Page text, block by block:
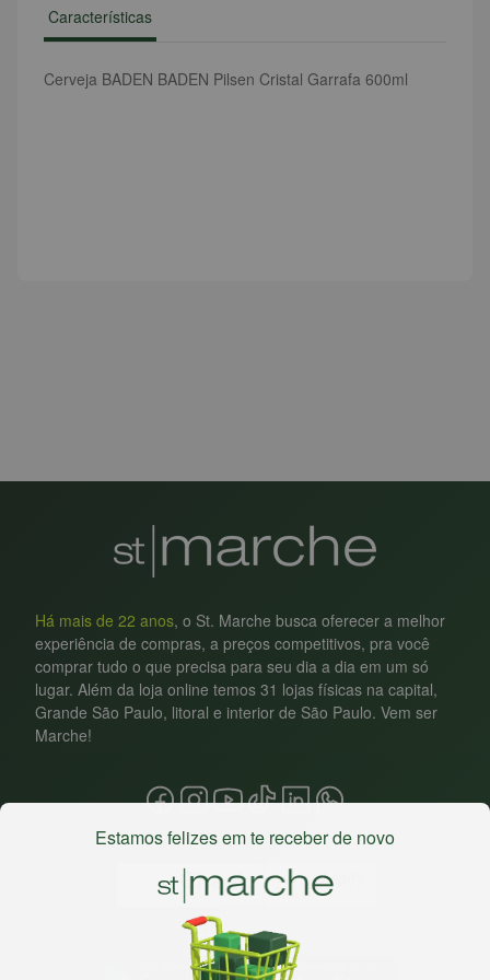
Características
Cerveja BADEN BADEN Pilsen Cristal Garrafa 600ml
Há mais de 22 anos, o St. Marche busca oferecer a melhor
experiência de compras, a preços competitivos, pra você
comprar tudo o que precisa para seu dia a dia em um só
lugar. Além da loja online temos 31 lojas físicas na capital,
Grande São Paulo, litoral e interior de São Paulo. Vem ser
Marche!
Baixe nosso app
Estamos felizes em te receber de novo